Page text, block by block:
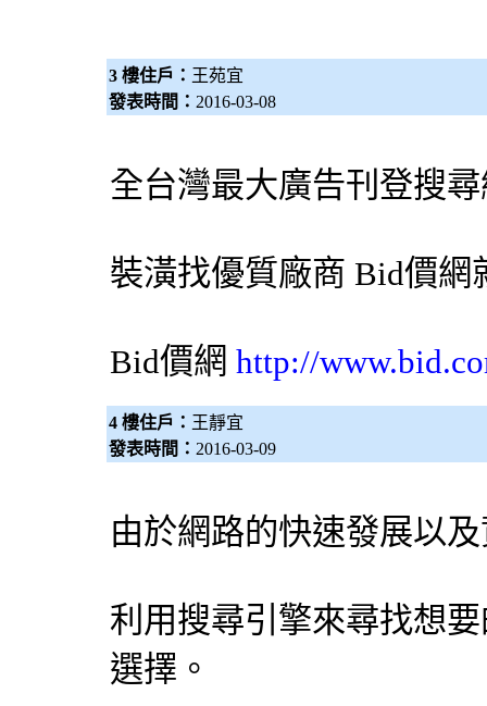
3 樓住戶： 王苑宜
發表時間： 2016-03-08
全台灣最大廣告刊登搜
裝潢找優質廠商 Bid價網
Bid價網 http://
4 樓住戶： 王靜宜
發表時間： 2016-03-09
由於網路的快速發展以
利用搜尋引擎來尋找想
選擇。